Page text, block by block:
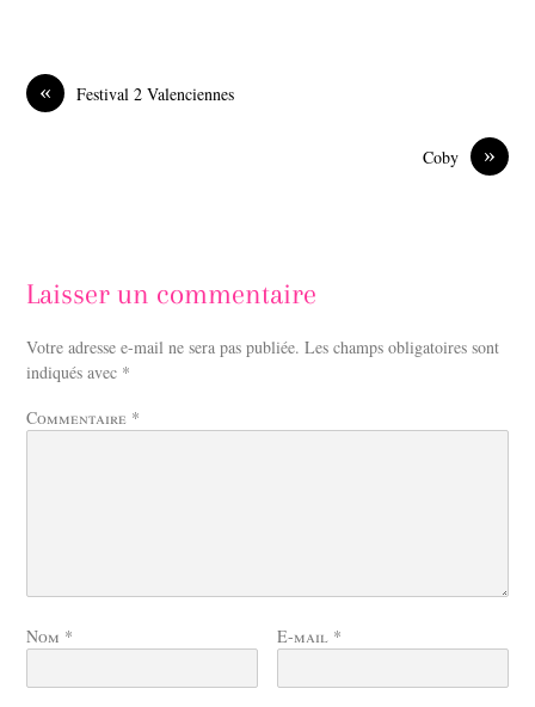
o
o
k
I
« Festival 2 Valenciennes
»
Coby
Laisser un commentaire
Votre adresse e-mail ne sera pas publiée. Les champs obligatoires sont
indiqués avec *
Commentaire *
Nom * E-mail *